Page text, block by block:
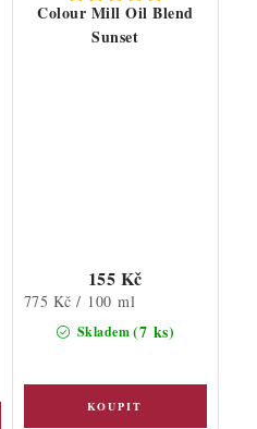
Colour Mill Oil Blend
Sunset
Skladem(7 ks)
155 Kč
Měrná
775 Kč / 100 ml